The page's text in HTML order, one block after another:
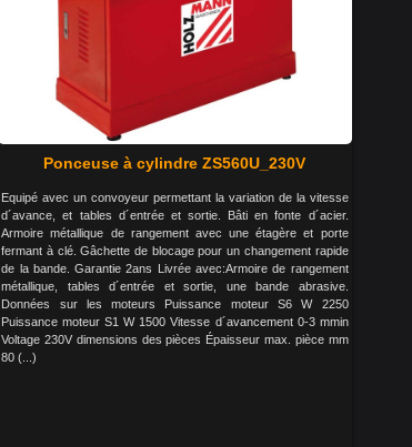
Ponceuse à cylindre ZS560U_230V
Equipé avec un convoyeur permettant la variation de la vitesse
d´avance, et tables d´entrée et sortie. Bâti en fonte d´acier.
Armoire métallique de rangement avec une étagère et porte
fermant à clé. Gâchette de blocage pour un changement rapide
de la bande. Garantie 2ans Livrée avec:Armoire de rangement
métallique, tables d´entrée et sortie, une bande abrasive.
Données sur les moteurs Puissance moteur S6 W 2250
Puissance moteur S1 W 1500 Vitesse d´avancement 0-3 mmin
Voltage 230V dimensions des pièces Épaisseur max. pièce mm
80 (...)